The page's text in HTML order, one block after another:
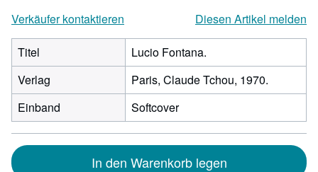
Verkäufer kontaktieren
Diesen Artikel melden
Titel
Lucio Fontana.
Verlag
Paris, Claude Tchou, 1970.
Einband
Softcover
In den Warenkorb legen